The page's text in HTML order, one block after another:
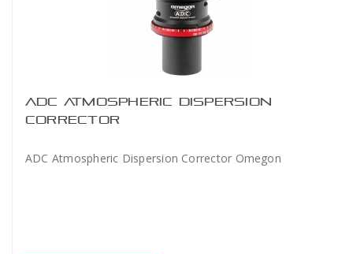
ADC ATMOSPHERIC DISPERSION
CORRECTOR
ADC Atmospheric Dispersion Corrector Omegon